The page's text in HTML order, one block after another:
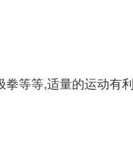
等等,适量的运动